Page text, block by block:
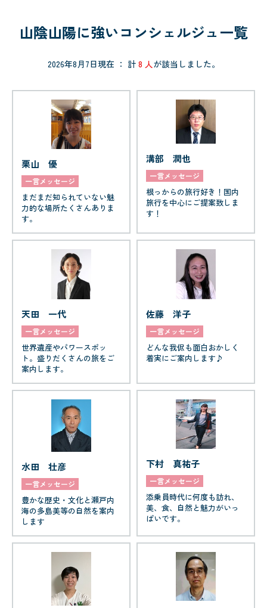
山陰山陽に強いコンシェルジュ一覧
2026年8月7日現在 ： 計 8 人 が該当しました。
栗山 優
一言メッセージ
まだまだ知られていない魅
力的な場所たくさんありま
す。
溝部 潤也
一言メッセージ
根っからの旅行好き！国内
旅行を中心にご提案致しま
す！
天田 一代
一言メッセージ
世界遺産やパワースポッ
ト。盛りだくさんの旅をご
案内します。
佐藤 洋子
一言メッセージ
どんな我侭も面白おかしく
着実にご案内します♪
水田 壮彦
一言メッセージ
豊かな歴史・文化と瀬戸内
海の多島美等の自然を案内
します
下村 真祐子
一言メッセージ
添乗員時代に何度も訪れ、
美、食、自然と魅力がいっ
ぱいです。